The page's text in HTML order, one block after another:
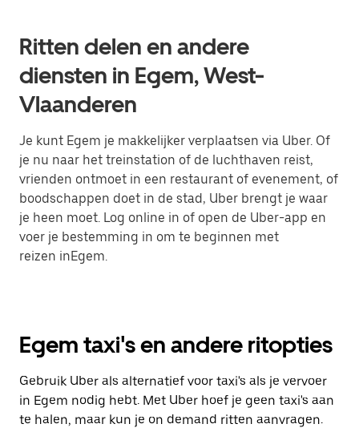
Ritten delen en andere
diensten in Egem, West-
Vlaanderen
Je kunt Egem je makkelijker verplaatsen via Uber. Of
je nu naar het treinstation of de luchthaven reist,
vrienden ontmoet in een restaurant of evenement, of
boodschappen doet in de stad, Uber brengt je waar
je heen moet. Log online in of open de Uber-app en
voer je bestemming in om te beginnen met
reizen inEgem.
Egem taxi's en andere ritopties
Gebruik Uber als alternatief voor taxi's als je vervoer
in Egem nodig hebt. Met Uber hoef je geen taxi's aan
te halen, maar kun je on demand ritten aanvragen.